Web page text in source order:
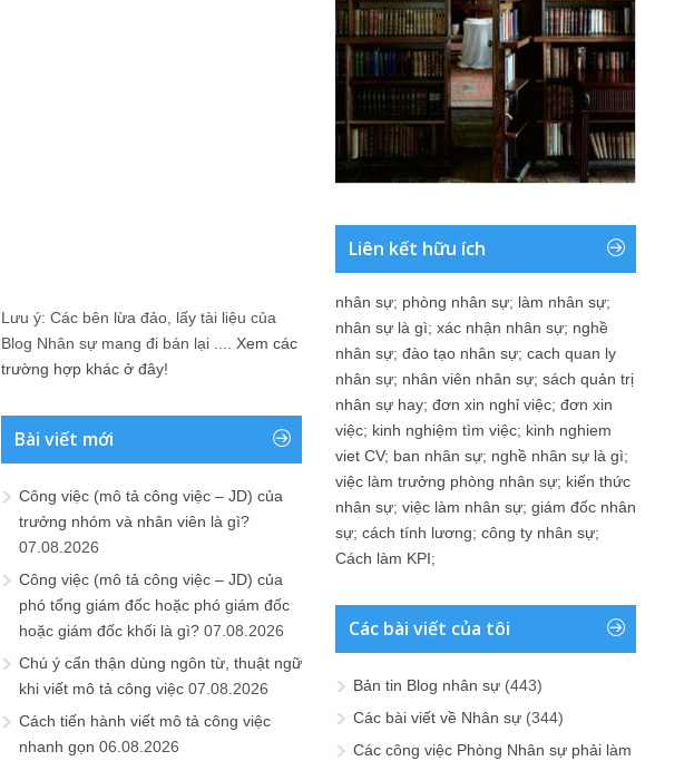
Lưu ý: Các bên lừa đảo, lấy tài liệu của
Blog Nhân sự mang đi bán lại .... Xem các
trường hợp khác ở đây!
Bài viết mới
Công việc (mô tả công việc – JD) của
trưởng nhóm và nhân viên là gì?
07.08.2026
Công việc (mô tả công việc – JD) của
phó tổng giám đốc hoặc phó giám đốc
hoặc giám đốc khối là gì? 07.08.2026
Chú ý cẩn thận dùng ngôn từ, thuật ngữ
khi viết mô tả công việc 07.08.2026
Cách tiến hành viết mô tả công việc
nhanh gọn 06.08.2026
Liên kết hữu ích
nhân sự; phòng nhân sự; làm nhân sự;
nhân sự là gì; xác nhận nhân sự; nghề
nhân sự; đào tạo nhân sự; cach quan ly
nhân sự; nhân viên nhân sự; sách quản trị
nhân sự hay; đơn xin nghỉ việc; đơn xin
việc; kinh nghiệm tìm việc; kinh nghiem
viet CV; ban nhân sự; nghề nhân sự là gì;
việc làm trưởng phòng nhân sự; kiến thức
nhân sự; việc làm nhân sự; giám đốc nhân
sự; cách tính lương; công ty nhân sự;
Cách làm KPI;
Các bài viết của tôi
Bản tin Blog nhân sự (443)
Các bài viết về Nhân sự (344)
Các công việc Phòng Nhân sự phải làm